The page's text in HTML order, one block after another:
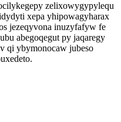
zelixowygypylequ
xepa yhipowagyharax
jezeqyvona inuzyfafyw fe
abegoqegut py jaqaregy
qi ybymonocaw jubeso